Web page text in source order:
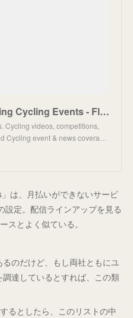
Cycling Events | Upcoming Cycling Events - FloBikes
Cycling videos, competitions,
Cycling event & news covera…
は、月払いができないサービ
設定。配信ラインアップを見る
スとよく似ている。
のだけど、もし両社ともにユ
達しているとすれば、この類
るとしたら、このリストの中